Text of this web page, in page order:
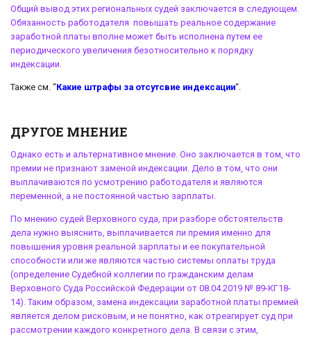
Общий вывод этих региональных судей заключается в следующем.
Обязанность работодателя повышать реальное содержание
заработной платы вполне может быть исполнена путем ее
периодического увеличения безотносительно к порядку
индексации.
Также см. “Какие штрафы за отсутсвие индексации“.
ДРУГОЕ МНЕНИЕ
Однако есть и альтернативное мнение. Оно заключается в том, что
премии не признают заменой индексации. Дело в том, что они
выплачиваются по усмотрению работодателя и являются
переменной, а не постоянной частью зарплаты.
По мнению судей Верховного суда, при разборе обстоятельств
дела нужно выяснить, выплачивается ли премия именно для
повышения уровня реальной зарплаты и ее покупательной
способности или же являются частью системы оплаты труда
(определение Судебной коллегии по гражданским делам
Верховного Суда Российской Федерации от 08.04.2019 № 89-КГ18-
14). Таким образом, замена индексации заработной платы премией
является делом рисковым, и не понятно, как отреагирует суд при
рассмотрении каждого конкретного дела. В связи с этим,